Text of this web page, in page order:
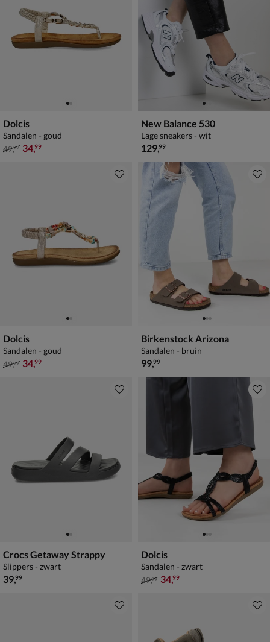
Dolcis
Sandalen - goud
van € 49,99 voor € 34,99
49,99 34,99
New Balance 530
Lage sneakers - wit
€ 129,99
129,99
Dolcis
Sandalen - goud
van € 49,99 voor € 34,99
49,99 34,99
Birkenstock Arizona
Sandalen - bruin
€ 99,99
99,99
Crocs Getaway Strappy
Slippers - zwart
€ 39,99
39,99
Dolcis
Sandalen - zwart
van € 49,99 voor € 34,99
49,99 34,99